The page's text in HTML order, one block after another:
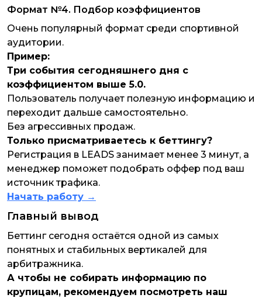
Формат №4. Подбор коэффициентов
Очень популярный формат среди спортивной
аудитории.
Пример:
Три события сегодняшнего дня с
коэффициентом выше 5.0.
Пользователь получает полезную информацию и
переходит дальше самостоятельно.
Без агрессивных продаж.
Только присматриваетесь к беттингу?
Регистрация в LEADS занимает менее 3 минут, а
менеджер поможет подобрать оффер под ваш
источник трафика.
Начать работу →
Главный вывод
Беттинг сегодня остаётся одной из самых
понятных и стабильных вертикалей для
арбитражника.
А чтобы не собирать информацию по
крупицам, рекомендуем посмотреть наш